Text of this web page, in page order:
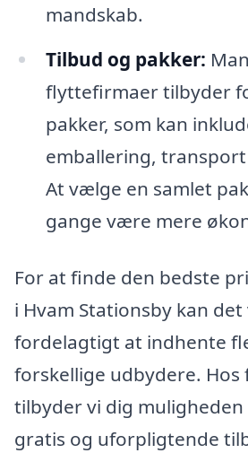
mandskab.
Tilbud og pakker:
flyttefirmaer tilbyder
pakker, som kan
emballering,
At vælge en samlet
gange være mere
For at finde den bedste
i Hvam Stationsby kan
fordelagtigt at indhente
forskellige udbydere.
tilbyder vi dig
gratis og uforpligtende